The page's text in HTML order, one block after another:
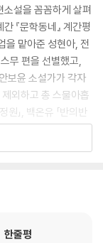
설을 꼼꼼하게 살펴
『문학동네』 계간평
을 맡아준 성현아, 전
무 편을 선별했고,
보윤 소설가가 각자
외하고 총 스물아홉
」, 백온유 「반의반
호랑이 만지기」, 성혜
치는~몸~떠다니는~혼
숨어 있다. 일곱 편
돈다. 이 다채로운
한줄평